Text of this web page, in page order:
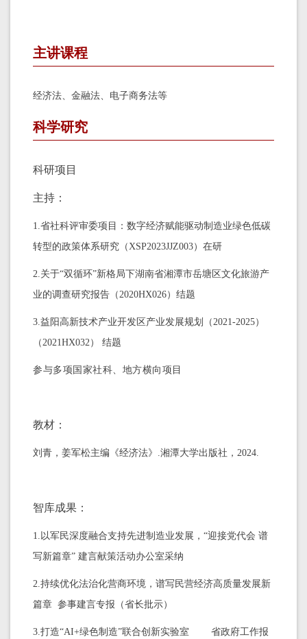
主讲课程
经济法、金融法、电子商务法等
科学研究
科研项目
主持：
1.省社科评审委项目：数字经济赋能驱动制造业绿色低碳
转型的政策体系研究（ XSP2023JJZ003）在研
2. 关于“双循环”新格局下湖南省湘潭市岳塘区文化旅游产
业的调查研究报告（ 2020HX026）结题
3. 益阳高新技术产业开发区产业发展规划（2021-2025）
（2021HX032） 结题
参与多项国家社科、地方横向项目
教材：
刘青，姜军松主编《经济法》.湘潭大学出版社，2024.
智库成果：
1.以军民深度融合支持先进制造业发展， “迎接党代会 谱
写新篇章” 建言献策活动办公室采纳
2.持续优化法治化营商环境，谱写民营经济高质量发展新
篇章 参事建言专报（省长批示）
3. 打造“AI+绿色制造”联合创新实验室 省政府工作报